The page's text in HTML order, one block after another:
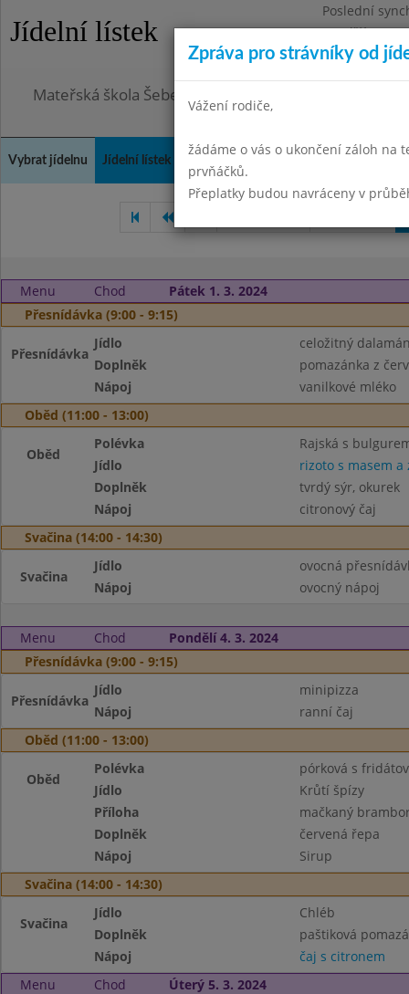
Jídelní lístek
Poslední
Pondělí
Omezení
Mateřská škola Šebetov, příspěvková organizace
Vybrat jídelnu Jídelní lístek
Menu Chod
Pátek 1. 3. 2024
Přesnídávka (9:00 - 9:15)
Přesnídávka
Jídlo
celožitný
Doplněk
pomazánka z
Nápoj
vanilkové mléko
Oběd (11:00 - 13:00)
Oběd
Polévka
Rajská s
Jídlo
rizoto s masem a
Doplněk
tvrdý sýr, okurek
Nápoj
citronový čaj
Svačina (14:00 - 14:30)
Svačina
Jídlo
ovocná
Nápoj
ovocný nápoj
Menu Chod
Pondělí 4. 3. 2024
Přesnídávka (9:00 - 9:15)
Přesnídávka
Jídlo
minipizza
Nápoj
ranní čaj
Oběd (11:00 - 13:00)
Oběd
Polévka
pórková s
Jídlo
Krůtí špízy
Příloha
mačkaný
Doplněk
červená řepa
Nápoj
Sirup
Svačina (14:00 - 14:30)
Svačina
Jídlo
Chléb
Doplněk
paštiková
Nápoj
čaj s citronem
Menu
Chod
Úterý 5. 3. 2024
Zpráva pro strávníky od
Vážení rodiče,
žádáme o vás o ukončení záloh na
prvňáčků.
Přeplatky budou navráceny v